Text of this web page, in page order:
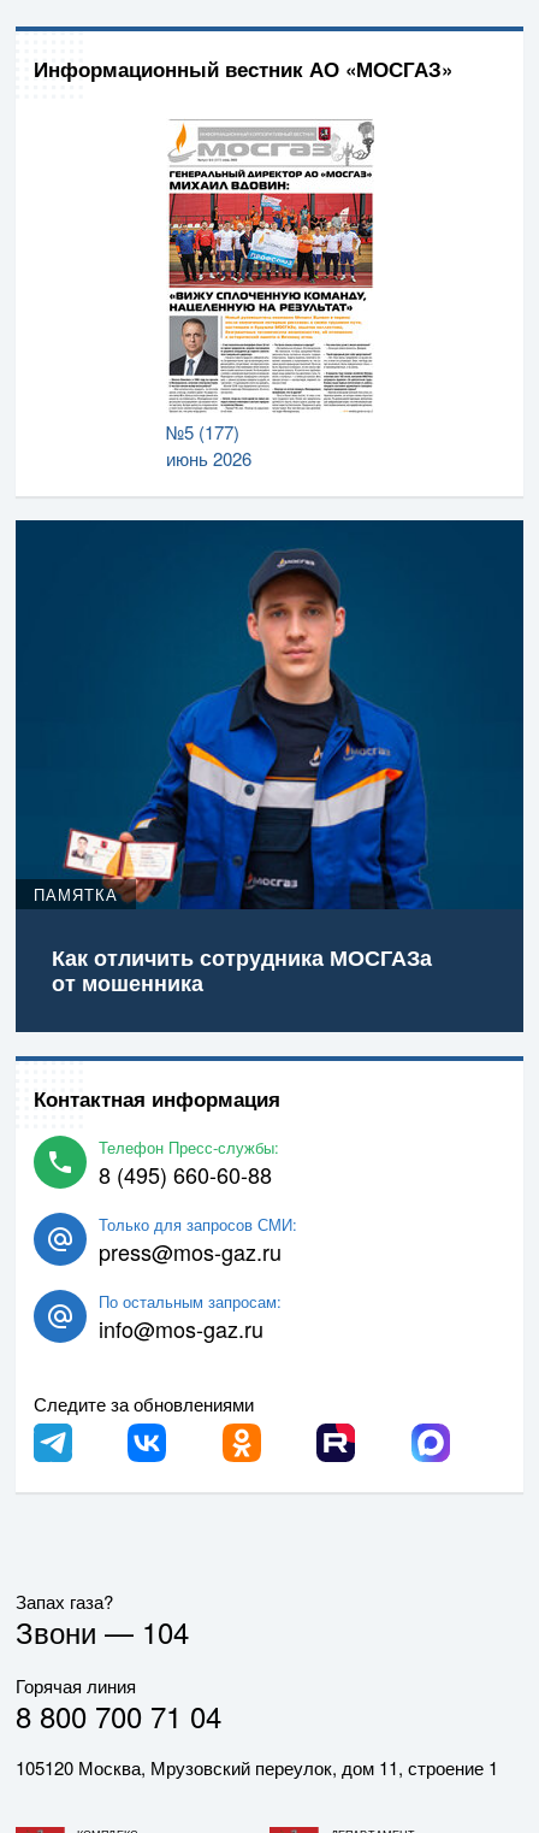
Информационный вестник АО «МОСГАЗ»
№5 (177)
июнь 2026
ПАМЯТКА
Как отличить сотрудника МОСГАЗа
от мошенника
Контактная информация
Телефон Пресс-службы:
8 (495) 660-60-88
Только для запросов СМИ:
press@mos-gaz.ru
По остальным запросам:
info@mos-gaz.ru
Следите за обновлениями
Запах газа?
Звони — 104
Горячая линия
8 800 700 71 04
105120 Москва, Мрузовский переулок, дом 11, строение 1